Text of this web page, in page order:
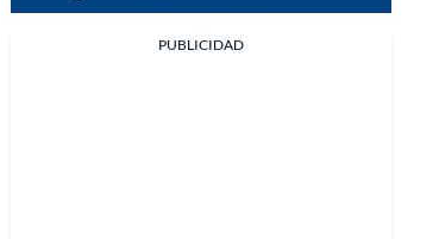
PUBLICIDAD